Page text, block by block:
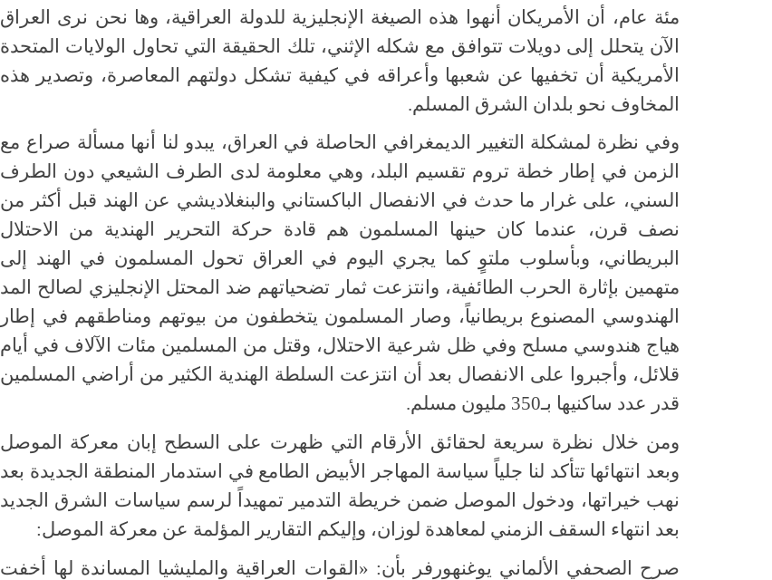
مئة عام، أن الأمريكان أنهوا هذه الصيغة الإنجليزية للدولة العراقية، وها نحن نرى العراق
الآن يتحلل إلى دويلات تتوافق مع شكله الإثني، تلك الحقيقة التي تحاول الولايات المتحدة
الأمريكية أن تخفيها عن شعبها وأعراقه في كيفية تشكل دولتهم المعاصرة، وتصدير هذه
المخاوف نحو بلدان الشرق المسلم.
وفي نظرة لمشكلة التغيير الديمغرافي الحاصلة في العراق، يبدو لنا أنها مسألة صراع مع
الزمن في إطار خطة تروم تقسيم البلد، وهي معلومة لدى الطرف الشيعي دون الطرف
السني، على غرار ما حدث في الانفصال الباكستاني والبنغلاديشي عن الهند قبل أكثر من
نصف قرن، عندما كان حينها المسلمون هم قادة حركة التحرير الهندية من الاحتلال
البريطاني، وبأسلوب ملتوٍ كما يجري اليوم في العراق تحول المسلمون في الهند إلى
متهمين بإثارة الحرب الطائفية، وانتزعت ثمار تضحياتهم ضد المحتل الإنجليزي لصالح المد
الهندوسي المصنوع بريطانياً، وصار المسلمون يتخطفون من بيوتهم ومناطقهم في إطار
هياج هندوسي مسلح وفي ظل شرعية الاحتلال، وقتل من المسلمين مئات الآلاف في أيام
قلائل، وأجبروا على الانفصال بعد أن انتزعت السلطة الهندية الكثير من أراضي المسلمين
قدر عدد ساكنيها بـ350 مليون مسلم.
ومن خلال نظرة سريعة لحقائق الأرقام التي ظهرت على السطح إبان معركة الموصل
وبعد انتهائها تتأكد لنا جلياً سياسة المهاجر الأبيض الطامع في استدمار المنطقة الجديدة بعد
نهب خيراتها، ودخول الموصل ضمن خريطة التدمير تمهيداً لرسم سياسات الشرق الجديد
بعد انتهاء السقف الزمني لمعاهدة لوزان، وإليكم التقارير المؤلمة عن معركة الموصل:
صرح الصحفي الألماني يوغنهورفر بأن: «القوات العراقية والمليشيا المساندة لها أخفت